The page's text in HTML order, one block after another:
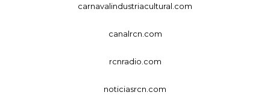
carnavalindustriacultural.com
canalrcn.com
rcnradio.com
noticiasrcn.com